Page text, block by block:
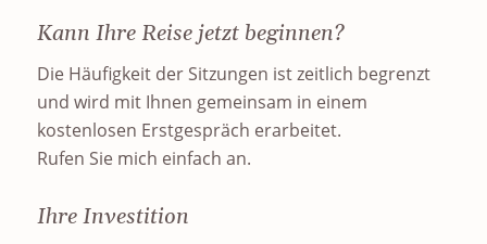
Kann Ihre Reise jetzt beginnen?
Die Häufigkeit der Sitzungen ist zeitlich begrenzt
und wird mit Ihnen gemeinsam in einem
kostenlosen Erstgespräch erarbeitet.
Rufen Sie mich einfach an.
Ihre Investition